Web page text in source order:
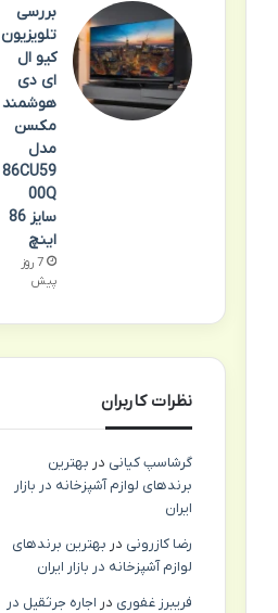
بررسی
تلویزیون
کیو ال
ای دی
هوشمند
مکسن
مدل
86CU59
00Q
سایز 86
اینچ
7 روز
پیش
نظرات کاربران
گرشاسپ کیانی در بهترین
برندهای لوازم آشپزخانه در بازار
ایران
رضا کازرونی در بهترین برندهای
لوازم آشپزخانه در بازار ایران
فریبرز غفوری در اجاره جرثقیل در